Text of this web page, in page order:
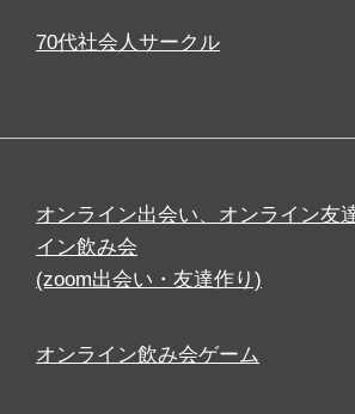
70代社会人サークル
オンライン出会い、オンライン友
イン飲み会
(zoom出会い・友達作り)
オンライン飲み会ゲーム